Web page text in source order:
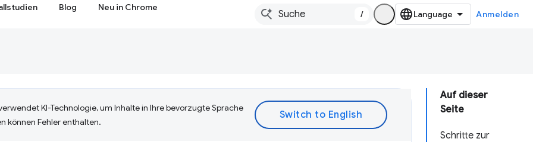
Blog Neu in Chrome
/ Anmelden
Auf dieser
Seite
Schritte zur
KI-Technologie, um Inhalte in Ihre bevorzugte Sprache
können Fehler enthalten.